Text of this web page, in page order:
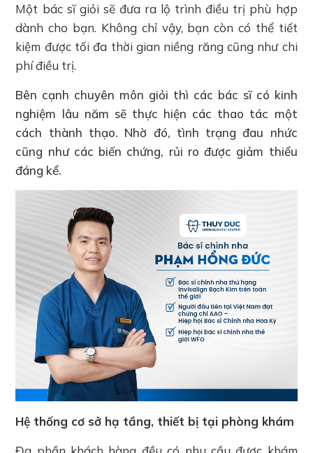
Một bác sĩ giỏi sẽ đưa ra lộ trình điều trị phù hợp
dành cho bạn. Không chỉ vậy, bạn còn có thể tiết
kiệm được tối đa thời gian niềng răng cũng như chi
phí điều trị.
Bên cạnh chuyên môn giỏi thì các bác sĩ có kinh
nghiệm lâu năm sẽ thực hiện các thao tác một
cách thành thạo. Nhờ đó, tình trạng đau nhức
cũng như các biến chứng, rủi ro được giảm thiểu
đáng kể.
Hệ thống cơ sở hạ tầng, thiết bị tại phòng khám